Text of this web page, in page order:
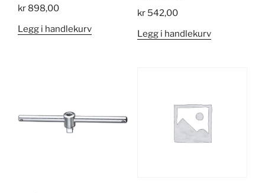
kr 898,00
Legg i handlekurv
kr542,00
Legg i handlekurv